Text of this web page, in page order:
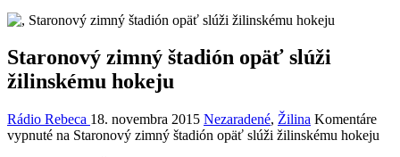
Staronový zimný štadión opäť slúži
žilinskému hokeju
Rádio Rebeca 18. novembra 2015 Nezaradené, Žilina Komentáre
vypnuté na Staronový zimný štadión opäť slúži žilinskému hokeju